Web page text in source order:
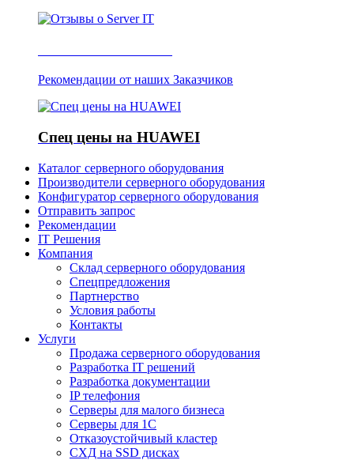
Рекомендации от наших Заказчиков
Спец цены на HUAWEI
Каталог серверного оборудования
Производители серверного оборудования
Конфигуратор серверного оборудования
Отправить запрос
Рекомендации
IT Решения
Компания
Склад серверного оборудования
Спецпредложения
Партнерство
Условия работы
Контакты
Услуги
Продажа серверного оборудования
Разработка IT решений
Разработка документации
IP телефония
Серверы для малого бизнеса
Серверы для 1С
Отказоустойчивый кластер
СХД на SSD дисках